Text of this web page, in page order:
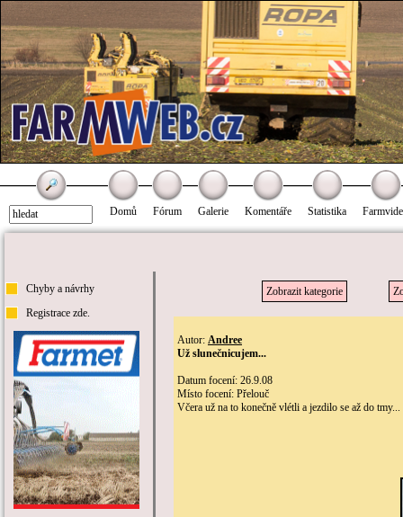
Domů Fórum Galerie Komentáře Statistika
Chyby a návrhy
Registrace zde.
Zobrazit kategorie
Autor: Andree
Už slunečnicujem...
Datum focení: 26.9.08
Místo focení: Přelouč
Včera už na to konečně vlétli a jezdilo se až do tmy...